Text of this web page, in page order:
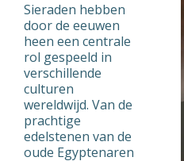
Sieraden hebben
door de eeuwen
heen een centrale
rol gespeeld in
verschillende
culturen
wereldwijd. Van de
prachtige
edelstenen van de
oude Egyptenaren